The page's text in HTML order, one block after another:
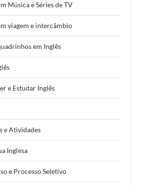
Música e Séries de TV
viagem e intercâmbio
em Inglês
e Estudar Inglês
e Atividades
Inglesa
e Processo Seletivo